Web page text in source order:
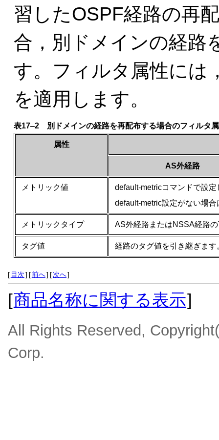
習したOSPF経路の再
合，別ドメインの経路
す。フィルタ属性には
を適用します。
表17‒2 別ドメインの経路を再配布する場合のフィルタ
属性
AS外経路
メトリック値
default-metricコマンドで設定
default-metric設定がない場合
メトリックタイプ AS外経路またはNSSA経路
タグ値 経路のタグ値を引き継ぎます
[ 目次] [前へ] [次へ]
[商品名称に関する表示]
All Rights Reserved,
Corp.